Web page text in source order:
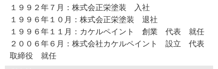
１９９２年７月：株式会正栄塗装 入社
１９９６年１０月：株式会正栄塗装 退社
１９９６年１１月：カケルペイント 創業 代表 就任
２００６年６月：株式会社カケルペイント 設立 代表
取締役 就任